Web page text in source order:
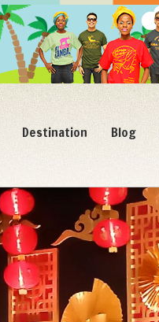
Destination Blog